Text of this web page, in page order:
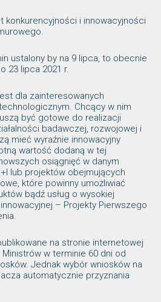
konkurencyjności i innowacyjności
ustalony by na 9 lipca, to obecnie
23 lipca 2021 r.
dla zainteresowanych
Chcący w nim
być gotowe do realizacji
badawczej, rozwojowej i
mieć wyraźnie innowacyjny
wartość dodaną w tej
osiągnięć w danym
lub projektów obejmujących
które powinny umożliwiać
bądź usług o wysokiej
– Projekty Pierwszego
na stronie internetowej
w terminie 60 dni od
Jednak wybór wniosków na
automatycznie przyznania